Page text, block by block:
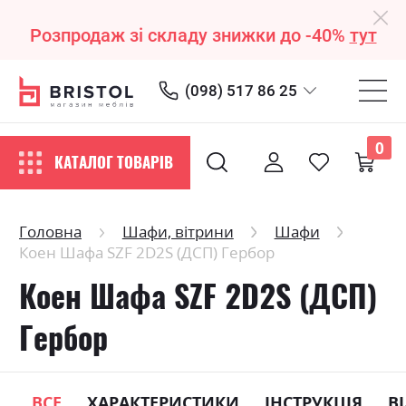
Розпродаж зі складу знижки до -40% тут
(098) 517 86 25
КАТАЛОГ ТОВАРІВ
0
Головна Шафи, вітрини
Шафи
Коен Шафа SZF 2D2S (ДСП) Гербор
Коен Шафа SZF 2D2S (ДСП)
Гербор